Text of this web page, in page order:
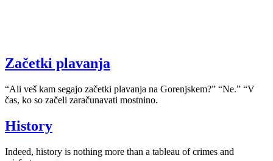
Začetki plavanja
“Ali veš kam segajo začetki plavanja na Gorenjskem?” “Ne.” “V
čas, ko so začeli zaračunavati mostnino.
History
Indeed, history is nothing more than a tableau of crimes and